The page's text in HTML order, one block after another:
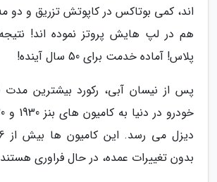
اند، کمی بوتاکس در کاپوتش تزریق و دو
هم در لپ هایش پروتز نموده اند!
پلاس! آماده خدمت برای 50 سال آینده!
پس از نیسان آبی، رکورد بیشترین
بدون تغییرات عمده، در حال فراوری